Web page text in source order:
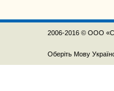
2006-2016 © ООО
Оберіть Мову